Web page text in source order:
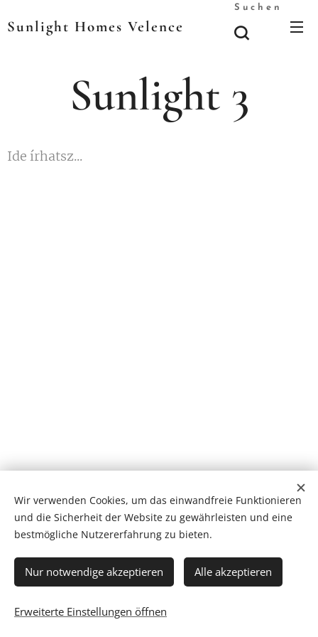
Sunlight Homes Velence
Suchen
Sunlight 3
Ide írhatsz...
Minden jog fenntartva 2026
Cookies
Magyar
Deutsch
Wir verwenden Cookies, um das einwandfreie Funktionieren
und die Sicherheit der Website zu gewährleisten und eine
bestmögliche Nutzererfahrung zu bieten.
Nur notwendige akzeptieren Alle akzeptieren
Erweiterte Einstellungen öffnen